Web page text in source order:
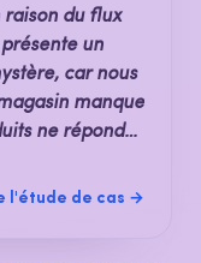
raison du flux
un
car nous
manque
ne répond
l'étude de cas →